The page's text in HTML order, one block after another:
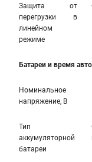
Защита от
перегрузки в
линейном
режиме
Батареи и время
Номинальное
напряжение, В
Тип
аккумуляторной
батареи